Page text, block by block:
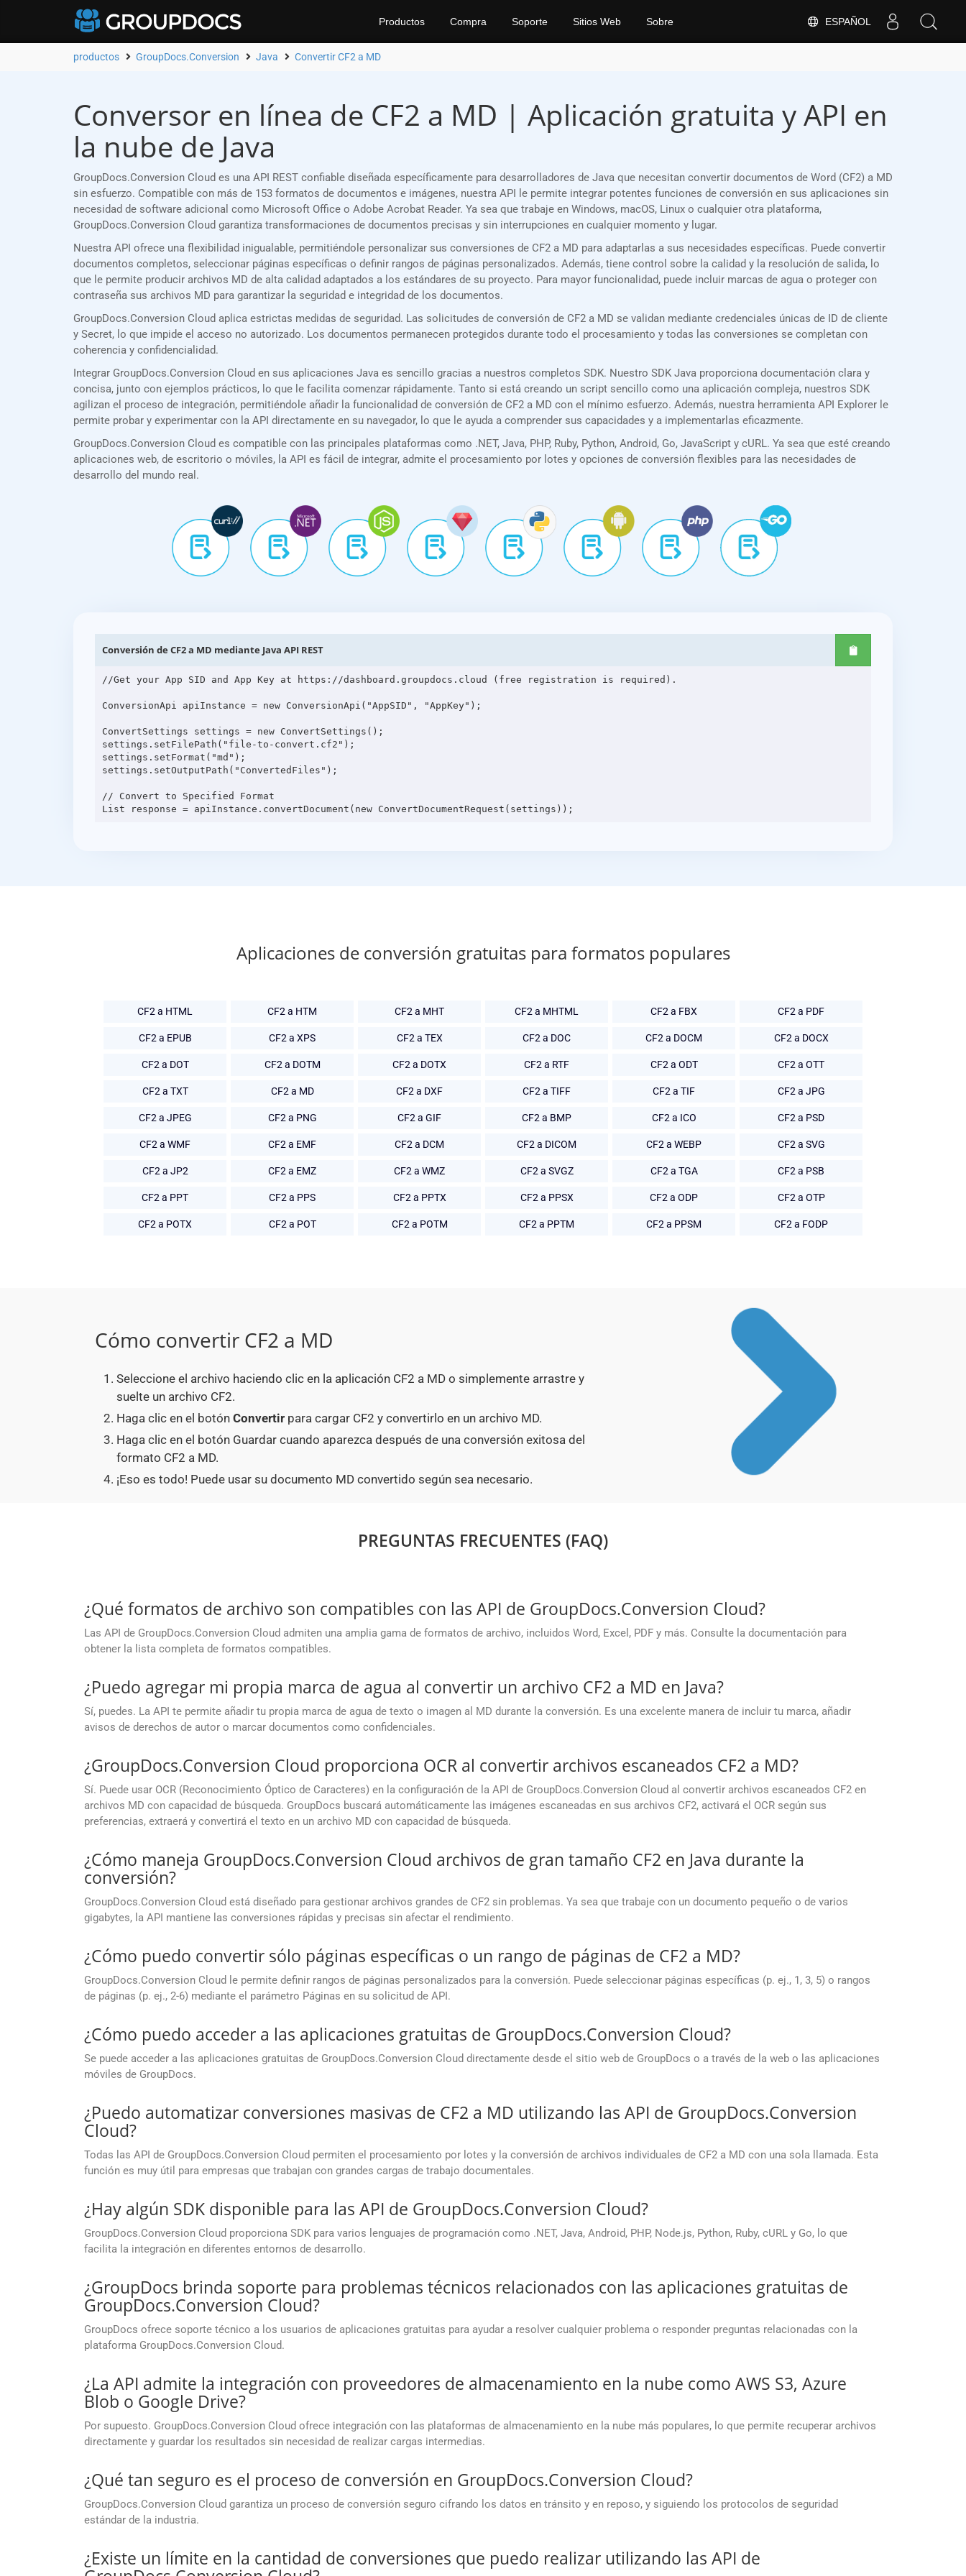
ESPAÑOL
Productos Compra Soporte Sitios Web Sobre
productos GroupDocs.Conversion Java Convertir CF2 a MD
Conversor en línea de CF2 a MD | Aplicación gratuita y API en
la nube de Java
GroupDocs.Conversion Cloud es una API REST confiable diseñada específicamente para desarrolladores de Java que necesitan convertir documentos de Word (CF2) a MD
sin esfuerzo. Compatible con más de 153 formatos de documentos e imágenes, nuestra API le permite integrar potentes funciones de conversión en sus aplicaciones sin
necesidad de software adicional como Microsoft Office o Adobe Acrobat Reader. Ya sea que trabaje en Windows, macOS, Linux o cualquier otra plataforma,
GroupDocs.Conversion Cloud garantiza transformaciones de documentos precisas y sin interrupciones en cualquier momento y lugar.
Nuestra API ofrece una flexibilidad inigualable, permitiéndole personalizar sus conversiones de CF2 a MD para adaptarlas a sus necesidades específicas. Puede convertir
documentos completos, seleccionar páginas específicas o definir rangos de páginas personalizados. Además, tiene control sobre la calidad y la resolución de salida, lo
que le permite producir archivos MD de alta calidad adaptados a los estándares de su proyecto. Para mayor funcionalidad, puede incluir marcas de agua o proteger con
contraseña sus archivos MD para garantizar la seguridad e integridad de los documentos.
GroupDocs.Conversion Cloud aplica estrictas medidas de seguridad. Las solicitudes de conversión de CF2 a MD se validan mediante credenciales únicas de ID de cliente
y Secret, lo que impide el acceso no autorizado. Los documentos permanecen protegidos durante todo el procesamiento y todas las conversiones se completan con
coherencia y confidencialidad.
Integrar GroupDocs.Conversion Cloud en sus aplicaciones Java es sencillo gracias a nuestros completos SDK. Nuestro SDK Java proporciona documentación clara y
concisa, junto con ejemplos prácticos, lo que le facilita comenzar rápidamente. Tanto si está creando un script sencillo como una aplicación compleja, nuestros SDK
agilizan el proceso de integración, permitiéndole añadir la funcionalidad de conversión de CF2 a MD con el mínimo esfuerzo. Además, nuestra herramienta API Explorer le
permite probar y experimentar con la API directamente en su navegador, lo que le ayuda a comprender sus capacidades y a implementarlas eficazmente.
GroupDocs.Conversion Cloud es compatible con las principales plataformas como .NET, Java, PHP, Ruby, Python, Android, Go, JavaScript y cURL. Ya sea que esté creando
aplicaciones web, de escritorio o móviles, la API es fácil de integrar, admite el procesamiento por lotes y opciones de conversión flexibles para las necesidades de
desarrollo del mundo real.
Conversión de CF2 a MD mediante Java API REST
//Get your App SID and App Key at https://dashboard.groupdocs.cloud (free registration is required).
ConversionApi apiInstance = new ConversionApi("AppSID", "AppKey");
ConvertSettings settings = new ConvertSettings();
settings.setFilePath("file-to-convert.cf2");
settings.setFormat("md");
settings.setOutputPath("ConvertedFiles");
// Convert to Specified Format
Aplicaciones de conversión gratuitas para formatos populares
CF2 a HTML CF2 a HTM CF2 a MHT CF2 a MHTML CF2 a FBX CF2 a PDF
CF2 a EPUB CF2 a XPS CF2 a TEX CF2 a DOC CF2 a DOCM CF2 a DOCX
CF2 a DOT CF2 a DOTM CF2 a DOTX CF2 a RTF CF2 a ODT CF2 a OTT
CF2 a TXT CF2 a MD CF2 a DXF CF2 a TIFF CF2 a TIF CF2 a JPG
CF2 a JPEG CF2 a PNG CF2 a GIF CF2 a BMP CF2 a ICO CF2 a PSD
CF2 a WMF CF2 a EMF CF2 a DCM CF2 a DICOM CF2 a WEBP CF2 a SVG
CF2 a JP2 CF2 a EMZ CF2 a WMZ CF2 a SVGZ CF2 a TGA CF2 a PSB
CF2 a PPT CF2 a PPS CF2 a PPTX CF2 a PPSX CF2 a ODP CF2 a OTP
CF2 a POTX CF2 a POT CF2 a POTM CF2 a PPTM CF2 a PPSM CF2 a FODP
Cómo convertir CF2 a MD
Seleccione el archivo haciendo clic en la aplicación CF2 a MD o simplemente arrastre y
suelte un archivo CF2.
Haga clic en el botón Convertir para cargar CF2 y convertirlo en un archivo MD.
Haga clic en el botón Guardar cuando aparezca después de una conversión exitosa del
formato CF2 a MD.
¡Eso es todo! Puede usar su documento MD convertido según sea necesario.
PREGUNTAS FRECUENTES (FAQ)
¿Qué formatos de archivo son compatibles con las API de GroupDocs.Conversion Cloud?
Las API de GroupDocs.Conversion Cloud admiten una amplia gama de formatos de archivo, incluidos Word, Excel, PDF y más. Consulte la documentación para
obtener la lista completa de formatos compatibles.
¿Puedo agregar mi propia marca de agua al convertir un archivo CF2 a MD en Java?
Sí, puedes. La API te permite añadir tu propia marca de agua de texto o imagen al MD durante la conversión. Es una excelente manera de incluir tu marca, añadir
avisos de derechos de autor o marcar documentos como confidenciales.
¿GroupDocs.Conversion Cloud proporciona OCR al convertir archivos escaneados CF2 a MD?
Sí. Puede usar OCR (Reconocimiento Óptico de Caracteres) en la configuración de la API de GroupDocs.Conversion Cloud al convertir archivos escaneados CF2 en
archivos MD con capacidad de búsqueda. GroupDocs buscará automáticamente las imágenes escaneadas en sus archivos CF2, activará el OCR según sus
preferencias, extraerá y convertirá el texto en un archivo MD con capacidad de búsqueda.
¿Cómo maneja GroupDocs.Conversion Cloud archivos de gran tamaño CF2 en Java durante la
conversión?
GroupDocs.Conversion Cloud está diseñado para gestionar archivos grandes de CF2 sin problemas. Ya sea que trabaje con un documento pequeño o de varios
gigabytes, la API mantiene las conversiones rápidas y precisas sin afectar el rendimiento.
¿Cómo puedo convertir sólo páginas específicas o un rango de páginas de CF2 a MD?
GroupDocs.Conversion Cloud le permite definir rangos de páginas personalizados para la conversión. Puede seleccionar páginas específicas (p. ej., 1, 3, 5) o rangos
de páginas (p. ej., 2-6) mediante el parámetro Páginas en su solicitud de API.
¿Cómo puedo acceder a las aplicaciones gratuitas de GroupDocs.Conversion Cloud?
Se puede acceder a las aplicaciones gratuitas de GroupDocs.Conversion Cloud directamente desde el sitio web de GroupDocs o a través de la web o las aplicaciones
móviles de GroupDocs.
¿Puedo automatizar conversiones masivas de CF2 a MD utilizando las API de GroupDocs.Conversion
Cloud?
Todas las API de GroupDocs.Conversion Cloud permiten el procesamiento por lotes y la conversión de archivos individuales de CF2 a MD con una sola llamada. Esta
función es muy útil para empresas que trabajan con grandes cargas de trabajo documentales.
¿Hay algún SDK disponible para las API de GroupDocs.Conversion Cloud?
GroupDocs.Conversion Cloud proporciona SDK para varios lenguajes de programación como .NET, Java, Android, PHP, Node.js, Python, Ruby, cURL y Go, lo que
facilita la integración en diferentes entornos de desarrollo.
¿GroupDocs brinda soporte para problemas técnicos relacionados con las aplicaciones gratuitas de
GroupDocs.Conversion Cloud?
GroupDocs ofrece soporte técnico a los usuarios de aplicaciones gratuitas para ayudar a resolver cualquier problema o responder preguntas relacionadas con la
plataforma GroupDocs.Conversion Cloud.
¿La API admite la integración con proveedores de almacenamiento en la nube como AWS S3, Azure
Blob o Google Drive?
Por supuesto. GroupDocs.Conversion Cloud ofrece integración con las plataformas de almacenamiento en la nube más populares, lo que permite recuperar archivos
directamente y guardar los resultados sin necesidad de realizar cargas intermedias.
¿Qué tan seguro es el proceso de conversión en GroupDocs.Conversion Cloud?
GroupDocs.Conversion Cloud garantiza un proceso de conversión seguro cifrando los datos en tránsito y en reposo, y siguiendo los protocolos de seguridad
estándar de la industria.
¿Existe un límite en la cantidad de conversiones que puedo realizar utilizando las API de